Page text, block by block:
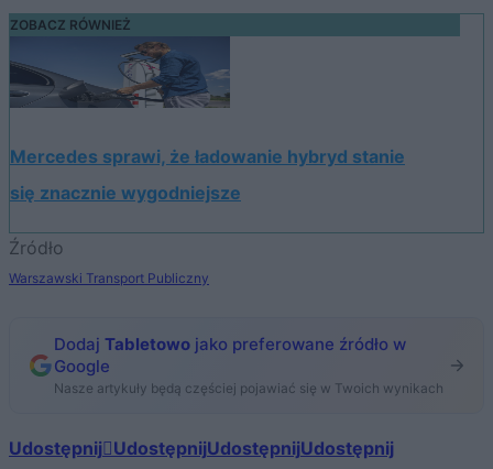
ZOBACZ RÓWNIEŻ
Mercedes sprawi, że ładowanie hybryd stanie
się znacznie wygodniejsze
Źródło
Warszawski Transport Publiczny
Dodaj Tabletowo jako preferowane źródło w
Google
Nasze artykuły będą częściej pojawiać się w Twoich wynikach
Udostępnij UdostępnijUdostępnijUdostępnij